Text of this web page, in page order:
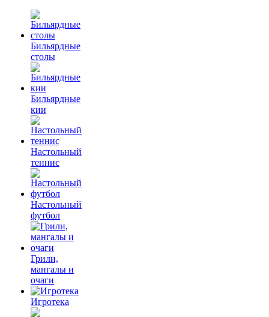
Бильярдные
столы
Бильярдные
кии
Настольный
теннис
Настольный
футбол
Грили,
мангалы и
очаги
Игротека